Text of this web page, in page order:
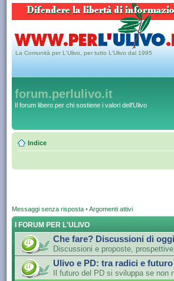
La Comunità per L'Ulivo, per tutto L'Ulivo dal 1995
forum.perlulivo.it
Il forum libero per chi sostiene i valori dell'Ulivo
Indice
Messaggi senza risposta •Argomenti attivi
I FORUM PER L'ULIVO
Che fare? Discussioni di
Discussioni e proposte,
Ulivo e PD: tra radici e futuro
Il futuro del PD si sviluppa se non